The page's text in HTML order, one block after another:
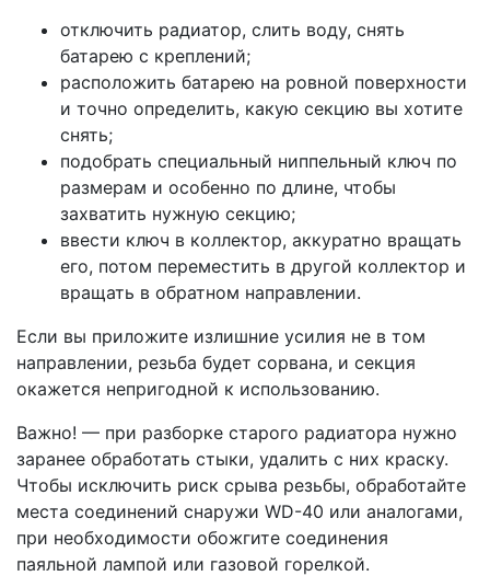
отключить радиатор, слить воду, снять
батарею с креплений;
расположить батарею на ровной поверхности
и точно определить, какую секцию вы хотите
снять;
подобрать специальный ниппельный ключ по
размерам и особенно по длине, чтобы
захватить нужную секцию;
ввести ключ в коллектор, аккуратно вращать
его, потом переместить в другой коллектор и
вращать в обратном направлении.
Если вы приложите излишние усилия не в том
направлении, резьба будет сорвана, и секция
окажется непригодной к использованию.
Важно! — при разборке старого радиатора нужно
заранее обработать стыки, удалить с них краску.
Чтобы исключить риск срыва резьбы, обработайте
места соединений снаружи WD-40 или аналогами,
при необходимости обожгите соединения
паяльной лампой или газовой горелкой.